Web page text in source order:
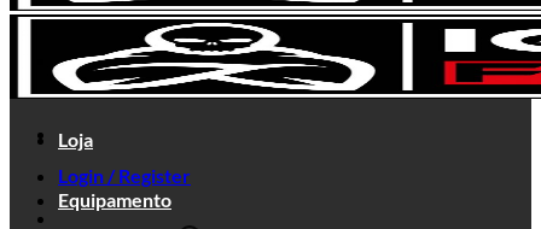
Login / Register
Loja
Equipamento